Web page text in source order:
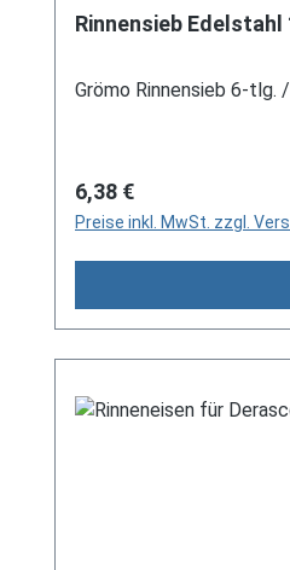
Rinnensieb Edelstahl
Grömo Rinnensieb 6-tlg.
Regulärer Preis:
6,38 €
Preise inkl. MwSt. zzgl.